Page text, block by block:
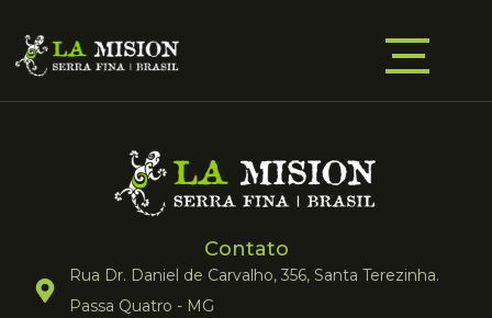
Contato
Rua Dr. Daniel de Carvalho, 356, Santa Terezinha.
Passa Quatro - MG